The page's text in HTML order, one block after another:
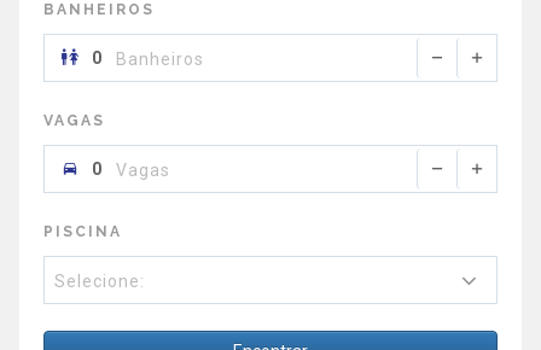
BANHEIROS
Banheiros
VAGAS
Vagas
PISCINA
Selecione: